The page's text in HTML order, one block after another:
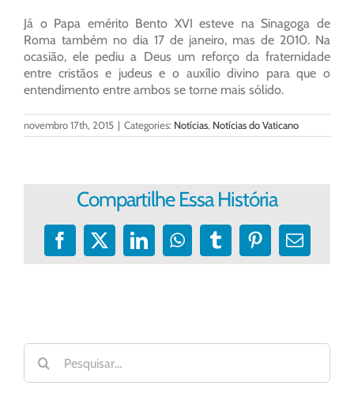
Já o Papa emérito Bento XVI esteve na Sinagoga de
Roma também no dia 17 de janeiro, mas de 2010. Na
ocasião, ele pediu a Deus um reforço da fraternidade
entre cristãos e judeus e o auxílio divino para que o
entendimento entre ambos se torne mais sólido.
novembro 17th, 2015 | Categories: Notícias, Notícias do Vaticano
Compartilhe Essa História
Facebook
X LinkedInWhatsApp
TumblrPinterest
E-
Buscar
resultados
para: